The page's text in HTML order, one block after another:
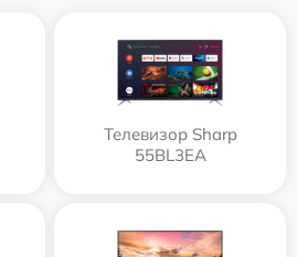
Телевизор Sharp
55BL3EA